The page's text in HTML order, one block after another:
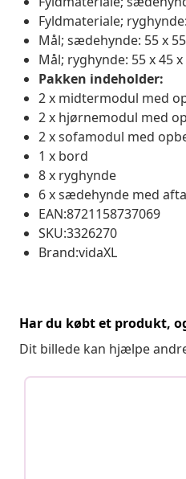
Fyldmateriale;
Mål; sædehynde: 55 x
Mål; ryghynde: 55 x 45 x
Pakken indeholder:
2 x midtermodul med
2 x hjørnemodul med
2 x sofamodul med
1 x bord
8 x ryghynde
6 x sædehynde med
EAN:8721158737069
SKU:3326270
Brand:vidaXL
Har du købt et produkt,
Dit billede kan hjælpe